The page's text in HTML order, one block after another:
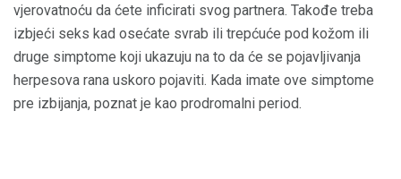
vjerovatnoću da ćete inficirati svog partnera. Takođe treba
izbjeći seks kad osećate svrab ili trepćuće pod kožom ili
druge simptome koji ukazuju na to da će se pojavljivanja
herpesova rana uskoro pojaviti. Kada imate ove simptome
pre izbijanja, poznat je kao prodromalni period.